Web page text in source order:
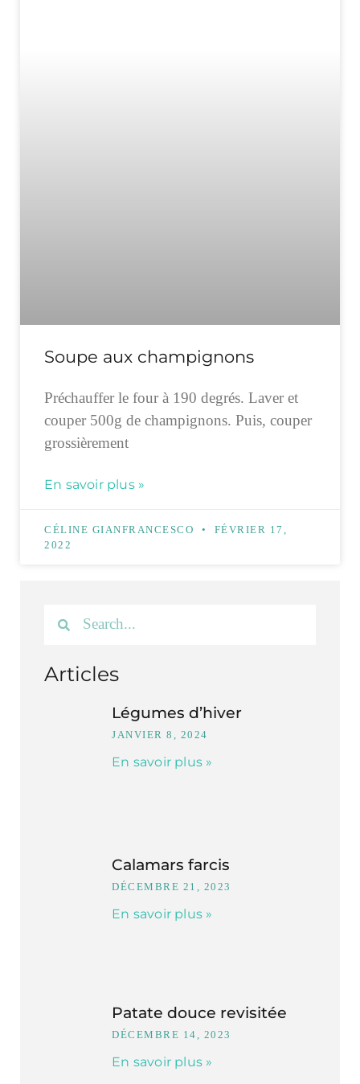
Soupe aux champignons
Préchauffer le four à 190 degrés. Laver et
couper 500g de champignons. Puis, couper
grossièrement
En savoir plus »
CÉLINE GIANFRANCESCO
FÉVRIER 17,
2022
Articles
Légumes d’hiver
JANVIER 8, 2024
En savoir plus »
Calamars farcis
DÉCEMBRE 21, 2023
En savoir plus »
Patate douce revisitée
DÉCEMBRE 14, 2023
En savoir plus »